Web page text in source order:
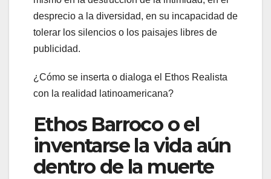
desprecio a la diversidad, en su incapacidad de
tolerar los silencios o los paisajes libres de
publicidad.
¿Cómo se inserta o dialoga el Ethos Realista
con la realidad latinoamericana?
Ethos Barroco o el
inventarse la vida aún
dentro de la muerte